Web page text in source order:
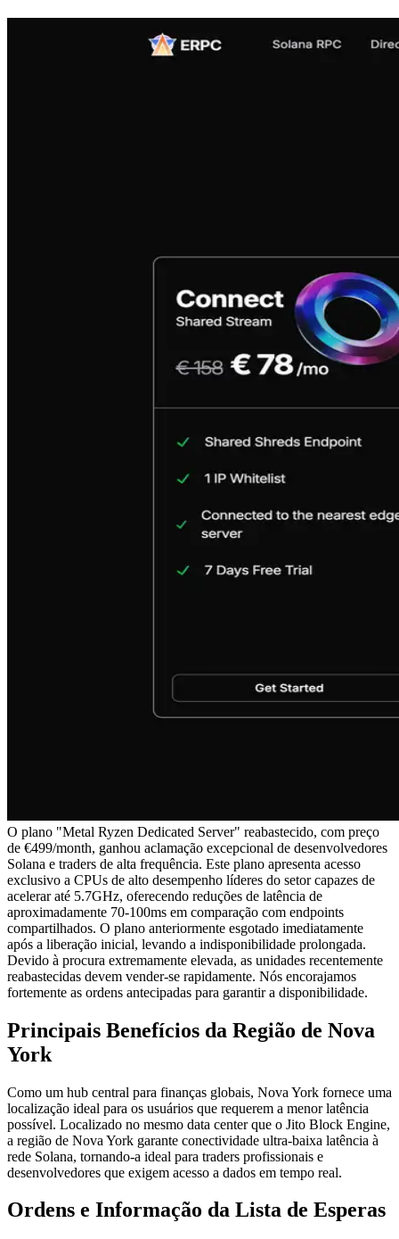
O plano "Metal Ryzen Dedicated Server" reabastecido, com preço
de €499/month, ganhou aclamação excepcional de desenvolvedores
Solana e traders de alta frequência. Este plano apresenta acesso
exclusivo a CPUs de alto desempenho líderes do setor capazes de
acelerar até 5.7GHz, oferecendo reduções de latência de
aproximadamente 70-100ms em comparação com endpoints
compartilhados. O plano anteriormente esgotado imediatamente
após a liberação inicial, levando a indisponibilidade prolongada.
Devido à procura extremamente elevada, as unidades recentemente
reabastecidas devem vender-se rapidamente. Nós encorajamos
fortemente as ordens antecipadas para garantir a disponibilidade.
Principais Benefícios da Região de Nova
York
Como um hub central para finanças globais, Nova York fornece uma
localização ideal para os usuários que requerem a menor latência
possível. Localizado no mesmo data center que o Jito Block Engine,
a região de Nova York garante conectividade ultra-baixa latência à
rede Solana, tornando-a ideal para traders profissionais e
desenvolvedores que exigem acesso a dados em tempo real.
Ordens e Informação da Lista de Esperas